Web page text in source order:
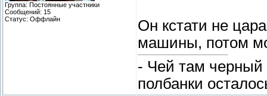
Группа: Постоянные участники
Сообщений: 15
Статус: Оффлайн
Он кстати не
машины, потом
- Чей там черный
полбанки